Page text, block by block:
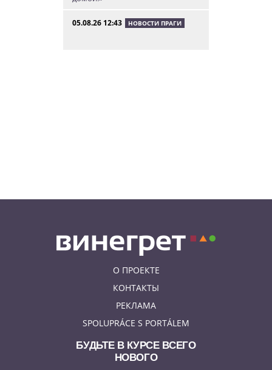
05.08.26 12:43 НОВОСТИ ПРАГИ
О ПРОЕКТЕ
КОНТАКТЫ
РЕКЛАМА
SPOLUPRÁCE S PORTÁLEM
БУДЬТЕ В КУРСЕ ВСЕГО
НОВОГО